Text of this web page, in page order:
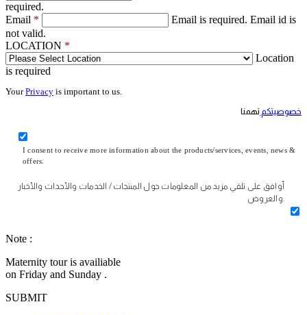
required.
Email * Email is required. Email id is
not valid.
LOCATION *
Location
is required
YourPrivacy is important to us.
خصوصيتكم تهمنا
I consent to receive more information about the products/services, events, news &
offers.
أوافق على تلقي مزيد من المعلومات حول المنتجات / الخدمات والأحداث والأخبار
والعروض.
Note :
Maternity tour is availiable
on Friday and Sunday .
SUBMIT